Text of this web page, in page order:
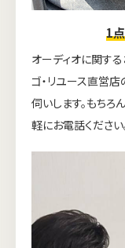
1点
オーディオに関す
ゴ・リユース直営
伺いします。もちろ
軽にお電話ください